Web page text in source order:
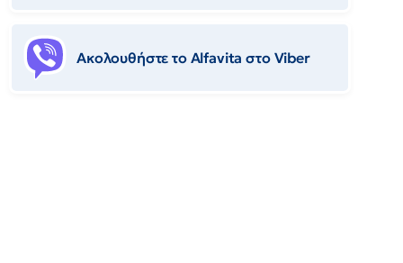
Ακολουθήστε το Αlfavita στο Viber